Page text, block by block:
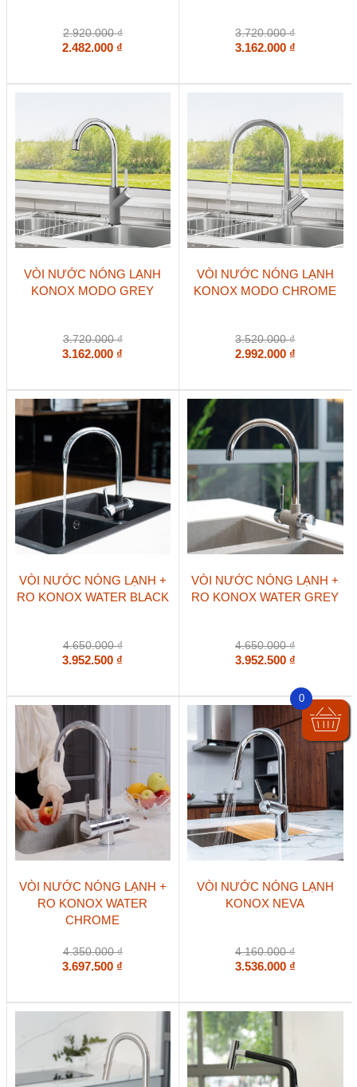
2.920.000₫
2.482.000 ₫
3.720.000₫
3.162.000 ₫
VÒI NƯỚC NÓNG LẠNH
KONOX MODO GREY
3.720.000₫
3.162.000 ₫
VÒI NƯỚC NÓNG LẠNH
KONOX MODO CHROME
3.520.000₫
2.992.000 ₫
VÒI NƯỚC NÓNG LẠNH +
RO KONOX WATER BLACK
4.650.000₫
3.952.500 ₫
VÒI NƯỚC NÓNG LẠNH +
RO KONOX WATER GREY
4.650.000₫
3.952.500 ₫
VÒI NƯỚC NÓNG LẠNH +
RO KONOX WATER
CHROME
4.350.000₫
3.697.500 ₫
VÒI NƯỚC NÓNG LẠNH
KONOX NEVA
4.160.000₫
3.536.000 ₫
0